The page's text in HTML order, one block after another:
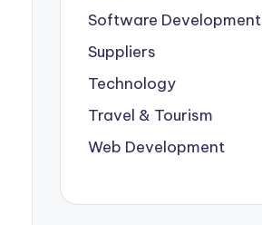
Software Development
Suppliers
Technology
Travel & Tourism
Web Development